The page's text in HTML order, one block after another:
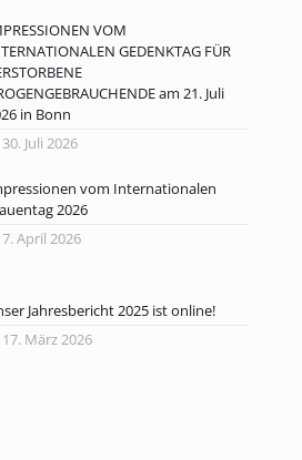
VOM
GEDENKTAG FÜR
am 21. Juli
in Bonn
30. Juli 2026
vom Internationalen
2026
7. April 2026
Jahresbericht 2025 ist online!
17. März 2026